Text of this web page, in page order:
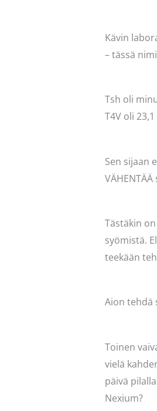
Kävin
– tässä
Tsh oli
T4V oli
Sen sijaan
Tästäkin
syömistä.
teekään
Aion tehdä
Toinen
vielä
päivä
Nexium?